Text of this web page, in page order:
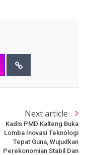
Next article
Kadis PMD Kalteng Buka
Lomba Inovasi Teknologi
Tepat Guna, Wujudkan
Perekonomian Stabil Dan